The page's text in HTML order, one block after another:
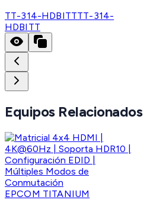
TT-314-HDBITTTT-314-
HDBITT
Equipos Relacionados
EPCOM TITANIUM